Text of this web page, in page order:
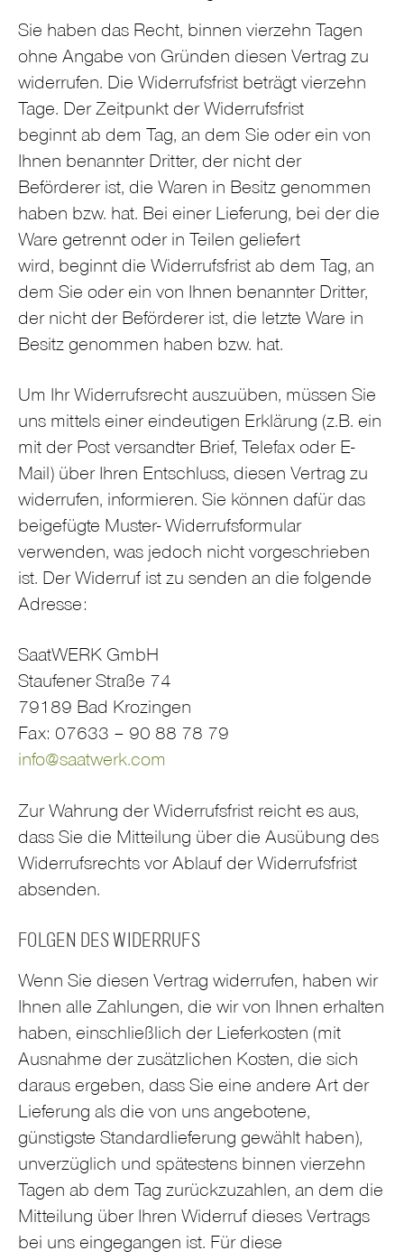
Sie haben das Recht, binnen vierzehn Tagen
ohne Angabe von Gründen diesen Vertrag zu
widerrufen. Die Widerrufsfrist beträgt vierzehn
Tage. Der Zeitpunkt der Widerrufsfrist
beginnt ab dem Tag, an dem Sie oder ein von
Ihnen benannter Dritter, der nicht der
Beförderer ist, die Waren in Besitz genommen
haben bzw. hat. Bei einer Lieferung, bei der die
Ware getrennt oder in Teilen geliefert
wird, beginnt die Widerrufsfrist ab dem Tag, an
dem Sie oder ein von Ihnen benannter Dritter,
der nicht der Beförderer ist, die letzte Ware in
Besitz genommen haben bzw. hat.
Um Ihr Widerrufsrecht auszuüben, müssen Sie
uns mittels einer eindeutigen Erklärung (z.B. ein
mit der Post versandter Brief, Telefax oder E-
Mail) über Ihren Entschluss, diesen Vertrag zu
widerrufen, informieren. Sie können dafür das
beigefügte Muster- Widerrufsformular
verwenden, was jedoch nicht vorgeschrieben
ist. Der Widerruf ist zu senden an die folgende
Adresse:
SaatWERK GmbH
Staufener Straße 74
79189 Bad Krozingen
Fax: 07633 – 90 88 78 79
info@saatwerk.com
Zur Wahrung der Widerrufsfrist reicht es aus,
dass Sie die Mitteilung über die Ausübung des
Widerrufsrechts vor Ablauf der Widerrufsfrist
absenden.
FOLGEN DES WIDERRUFS
Wenn Sie diesen Vertrag widerrufen, haben wir
Ihnen alle Zahlungen, die wir von Ihnen erhalten
haben, einschließlich der Lieferkosten (mit
Ausnahme der zusätzlichen Kosten, die sich
daraus ergeben, dass Sie eine andere Art der
Lieferung als die von uns angebotene,
günstigste Standardlieferung gewählt haben),
unverzüglich und spätestens binnen vierzehn
Tagen ab dem Tag zurückzuzahlen, an dem die
Mitteilung über Ihren Widerruf dieses Vertrags
bei uns eingegangen ist. Für diese